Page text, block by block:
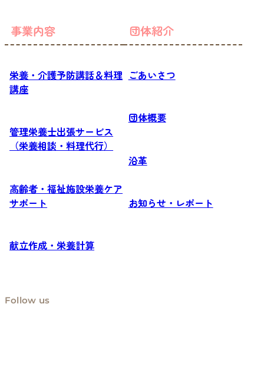
事業内容
栄養・介護予防講話＆料理
講座
管理栄養士出張サービス
（栄養相談・料理代行）
高齢者・福祉施設栄養ケア
サポート
献立作成・栄養計算
団体紹介
ごあいさつ
団体概要
沿革
お知らせ・レポート
Follow us